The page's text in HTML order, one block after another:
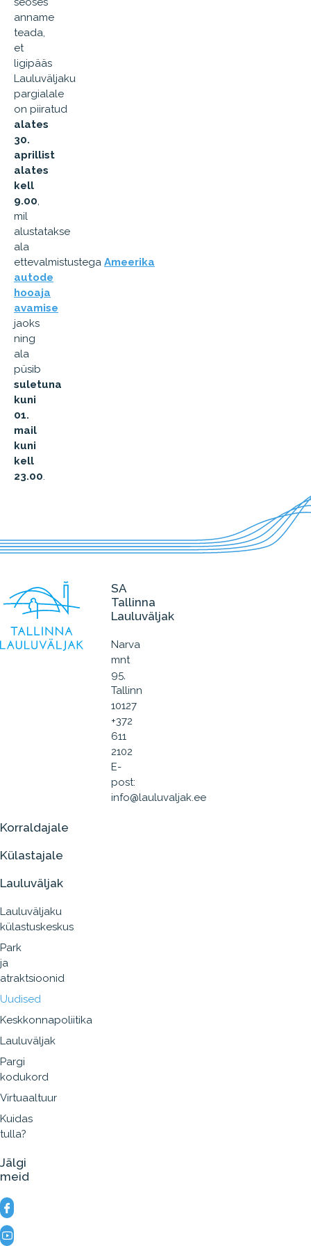
anname
teada,
et
ligipääs
Lauluväljaku
pargialale
on piiratud
alates
30.
aprillist
alates
kell
9.00,
mil
alustatakse
ala
ettevalmistustega Ameerika
autode
hooaja
avamise
jaoks
ning
ala
püsib
suletuna
kuni
01.
mail
kuni
kell
23.00.
SA
Tallinna
Lauluväljak
Narva
mnt
95,
Tallinn
10127
+372
611
2102
E-
post:
info@lauluvaljak.ee
Korraldajale
Külastajale
Lauluväljak
Lauluväljaku
külastuskeskus
Park
ja
atraktsioonid
Uudised
Keskkonnapoliitika
Lauluväljak
Pargi
kodukord
Virtuaaltuur
Kuidas
tulla?
Jälgi
meid